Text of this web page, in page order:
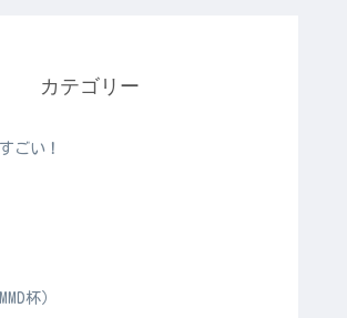
カテゴリー
ごい！
杯）